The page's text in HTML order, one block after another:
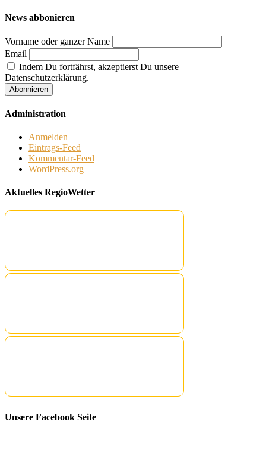
News abbonieren
Vorname oder ganzer Name
Email
Indem Du fortfährst, akzeptierst Du unsere
Datenschutzerklärung.
Administration
Anmelden
Eintrags-Feed
Kommentar-Feed
WordPress.org
Aktuelles RegioWetter
Unsere Facebook Seite